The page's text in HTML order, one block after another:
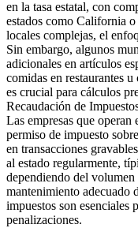
en la tasa estatal, con
estados como California
locales complejas, el
Sin embargo, algunos
adicionales en artículos
comidas en restaurantes
es crucial para cálculos
Recaudación de
Las empresas que operan
permiso de impuesto
en transacciones
al estado regularmente,
dependiendo del volumen
mantenimiento adecuado
impuestos son
penalizaciones.